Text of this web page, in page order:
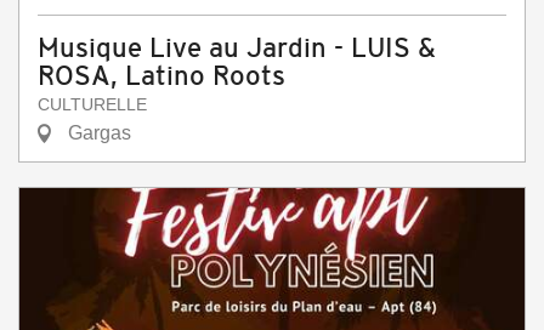
Musique Live au Jardin - LUIS &
ROSA, Latino Roots
CULTURELLE
Gargas